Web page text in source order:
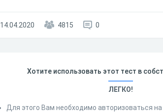
14.04.2020 4815 0
Хотите использовать этот тест в
ЛЕГКО!
Для этого Вам необходимо авторизоваться на